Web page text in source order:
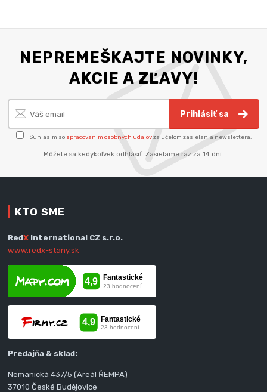
NEPREMEŠKAJTE NOVINKY,
AKCIE A ZĽAVY!
Prihlásiť sa
Súhlasím so spracovaním osobných údajovza účelom zasielania newslettera.
Môžete sa kedykoľvek odhlásiť. Zasielame raz za 14 dní.
KTO SME
RedX International CZ s.r.o.
www.redx-stany.sk
Predajňa & sklad:
Nemanická 437/5 (Areál ŘEMPA)
37010 České Budějovice